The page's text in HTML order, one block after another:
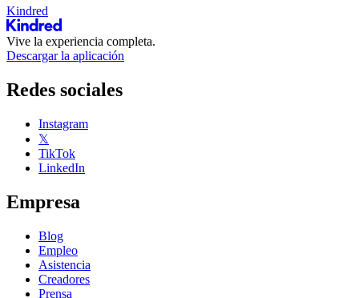
Kindred
Vive la experiencia completa.
Descargar la aplicación
Redes sociales
Instagram
𝕏
TikTok
LinkedIn
Empresa
Blog
Empleo
Asistencia
Creadores
Prensa